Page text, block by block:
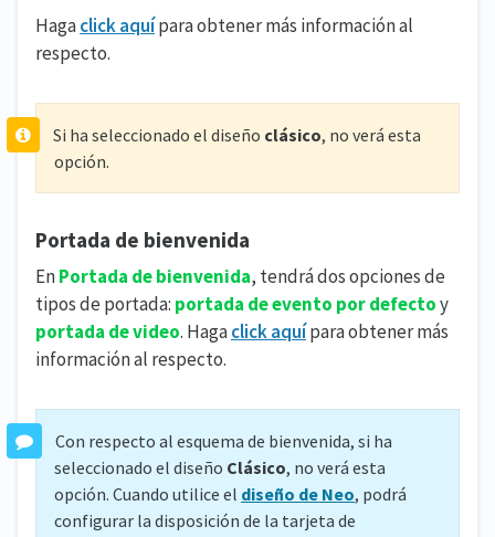
Hagaclick aquípara obtener más información al
respecto.
Si ha seleccionado el diseño clásico, no verá esta
opción.
Portada de bienvenida
EnPortada de bienvenida, tendrá dos opciones de
tipos de portada: portada de evento por defectoy
portada de video. Hagaclick aquípara obtener más
información al respecto.
Con respecto al esquema de bienvenida, si ha
seleccionado el diseño Clásico, no verá esta
opción. Cuando utilice el diseño de Neo, podrá
configurar la disposición de la tarjeta de